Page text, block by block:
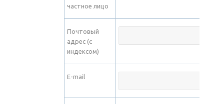
частное лицо
Почтовый
адрес (с
индексом)
E-mail